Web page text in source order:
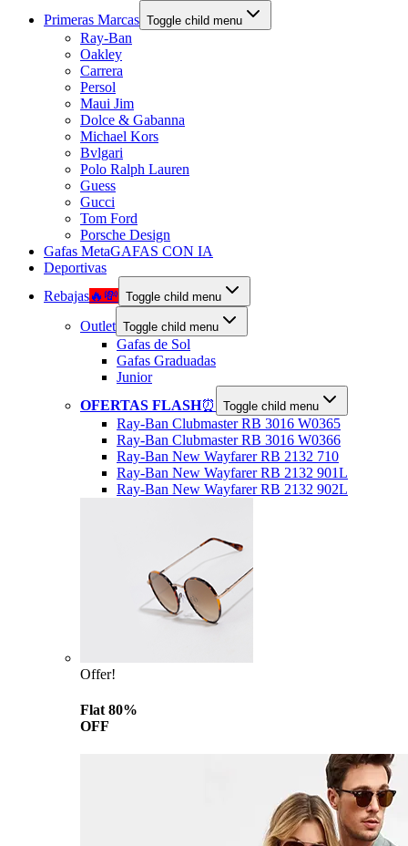
Primeras Marcas Toggle child menu
Ray-Ban
Oakley
Carrera
Persol
Maui Jim
Dolce & Gabanna
Michael Kors
Bvlgari
Polo Ralph Lauren
Guess
Gucci
Tom Ford
Porsche Design
Gafas MetaGAFAS CON IA
Deportivas
Rebajas🔥💸 Toggle child menu
Outlet Toggle child menu
Gafas de Sol
Gafas Graduadas
Junior
OFERTAS FLASH⏰ Toggle child menu
Ray-Ban Clubmaster RB 3016 W0365
Ray-Ban Clubmaster RB 3016 W0366
Ray-Ban New Wayfarer RB 2132 710
Ray-Ban New Wayfarer RB 2132 901L
Ray-Ban New Wayfarer RB 2132 902L
Offer!
Flat 80%
OFF